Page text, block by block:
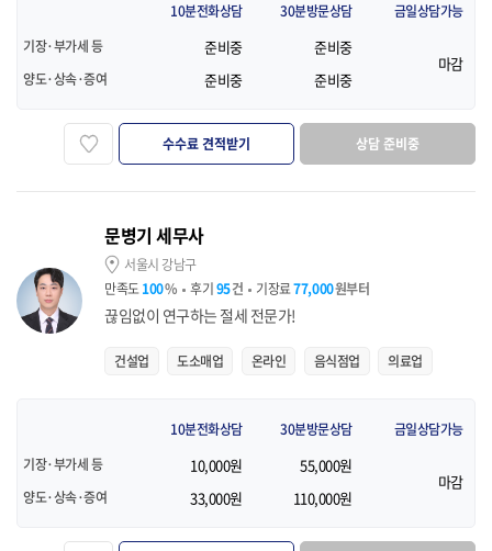
10분전화상담 30분방문상담
금일상담가능
기장·부가세 등
준비중 준비중
마감
양도·상속·증여 준비중 준비중
즐겨찾기
수수료 견적받기 상담 준비중
문병기 세무사
서울시 강남구
만족도100% 후기95건 기장료77,000원부터
끊임없이 연구하는 절세 전문가!
건설업 도소매업 온라인 음식점업 의료업
10분전화상담 30분방문상담
금일상담가능
기장·부가세 등
10,000원 55,000원
마감
양도·상속·증여 33,000원 110,000원